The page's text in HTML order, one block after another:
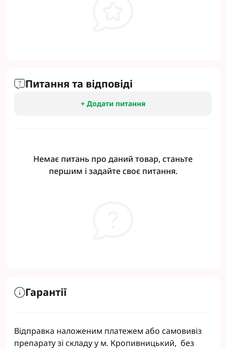
Питання та відповіді
+ Додати питання
Немає питань про даний товар, станьте
першим і задайте своє питання.
Гарантії
Відправка наложеним платежем або самовивіз
препарату зі складу у м. Кропивницький, без